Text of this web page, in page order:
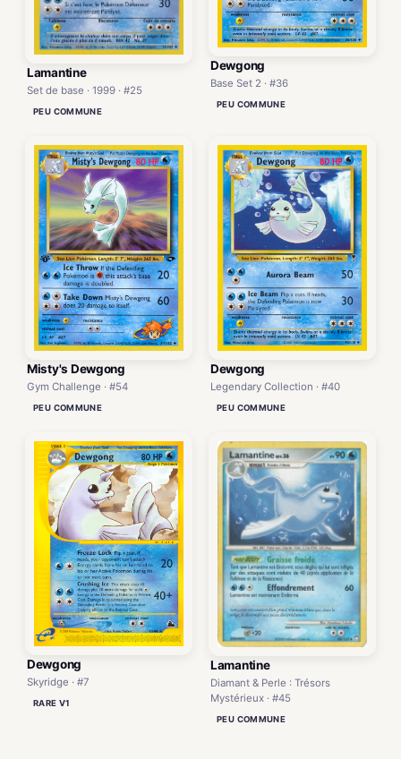
Lamantine
Set de base · 1999 · #25
PEU COMMUNE
Dewgong
Base Set 2 · #36
PEU COMMUNE
Misty's Dewgong
Gym Challenge · #54
PEU COMMUNE
Dewgong
Legendary Collection · #40
PEU COMMUNE
Dewgong
Skyridge · #7
RARE V1
Lamantine
Diamant & Perle : Trésors
Mystérieux · #45
PEU COMMUNE